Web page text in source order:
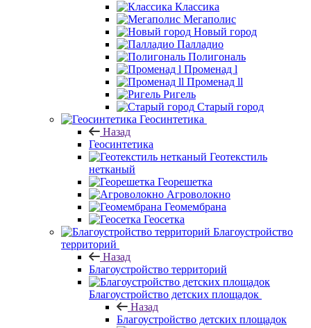
Классика
Мегаполис
Новый город
Палладио
Полигональ
Променад l
Променад ll
Ригель
Старый город
Геосинтетика
Назад
Геосинтетика
Геотекстиль
нетканый
Георешетка
Агроволокно
Геомембрана
Геосетка
Благоустройство
территорий
Назад
Благоустройство территорий
Благоустройство детских площадок
Назад
Благоустройство детских площадок